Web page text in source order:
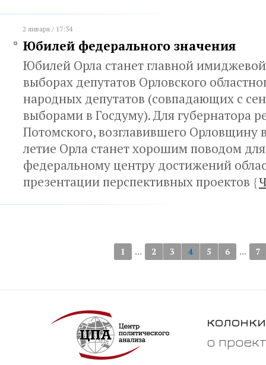
2 января / 17:34
Юбилей федерального значения
Юбилей Орла станет главной
выборах депутатов Орловского
народных депутатов (совпадающих с
выборами в Госдуму). Для губернатора
Потомского, возглавившего Орловщину
летие Орла станет хорошим поводом
федеральному центру достижений
презентации перспективных проектов {
1 ... 2 3 4 5 6 ... 7
колонки
о